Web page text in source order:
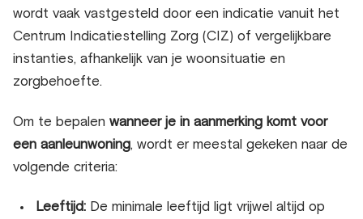
wordt vaak vastgesteld door een indicatie vanuit het
Centrum Indicatiestelling Zorg (CIZ) of vergelijkbare
instanties, afhankelijk van je woonsituatie en
zorgbehoefte.
Om te bepalen wanneer je in aanmerking komt voor
een aanleunwoning, wordt er meestal gekeken naar de
volgende criteria:
Leeftijd: De minimale leeftijd ligt vrijwel altijd op